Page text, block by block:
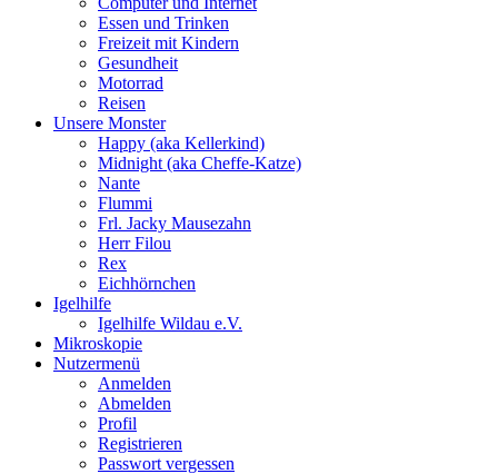
Essen und Trinken
Freizeit mit Kindern
Gesundheit
Motorrad
Reisen
Unsere Monster
Happy (aka Kellerkind)
Midnight (aka Cheffe-Katze)
Nante
Flummi
Frl. Jacky Mausezahn
Herr Filou
Rex
Eichhörnchen
Igelhilfe
Igelhilfe Wildau e.V.
Mikroskopie
Nutzermenü
Anmelden
Abmelden
Profil
Registrieren
Passwort vergessen